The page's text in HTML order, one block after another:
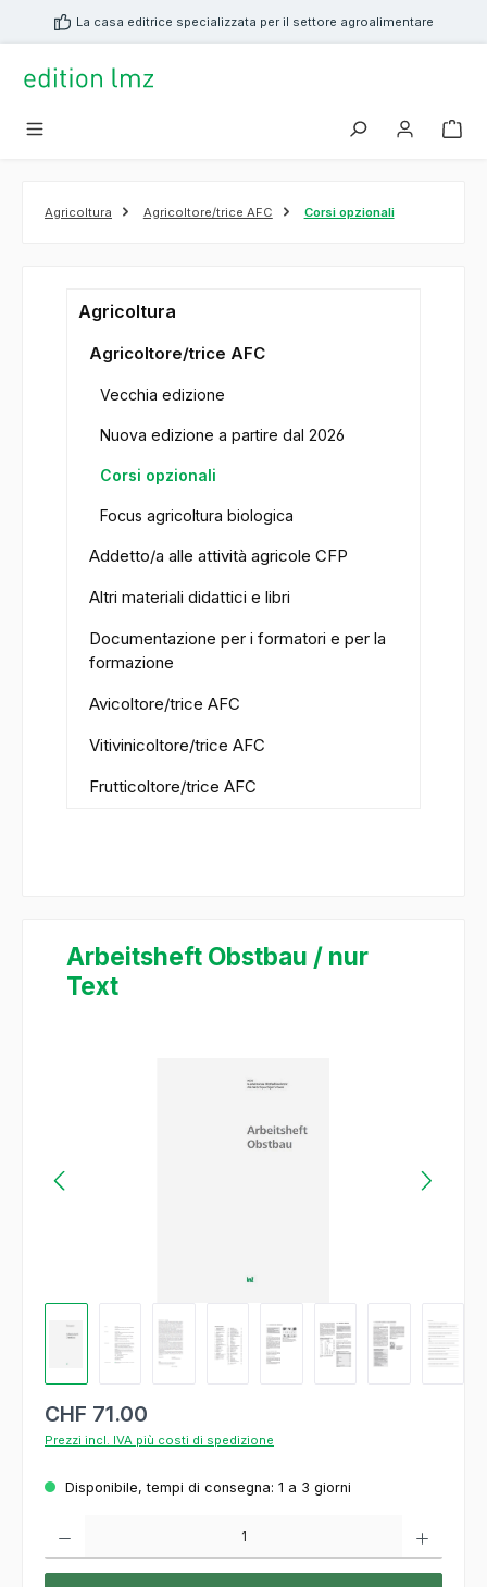
principaleLa casa editrice specializzata per il settore agroalimentare
Agricoltura Agricoltore/trice AFC Corsi opzionali
Agricoltura
Agricoltore/trice AFC
Vecchia edizione
Nuova edizione a partire dal 2026
Corsi opzionali
Focus agricoltura biologica
Addetto/a alle attività agricole CFP
Altri materiali didattici e libri
Documentazione per i formatori e per la
formazione
Avicoltore/trice AFC
Vitivinicoltore/trice AFC
Frutticoltore/trice AFC
Arbeitsheft Obstbau / nur
Text
CHF 71.00
Prezzi incl. IVA più costi di spedizione
Disponibile, tempi di consegna: 1 a 3 giorni